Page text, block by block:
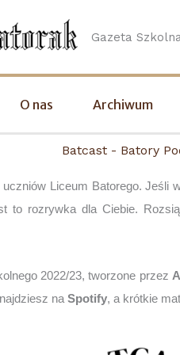
Gazeta
O nas Archiwum
Batcast - Batory
Liceum Batorego. Jeśli
to rozrywka dla Ciebie.
2022/23, tworzone przez
na Spotify, a krótkie